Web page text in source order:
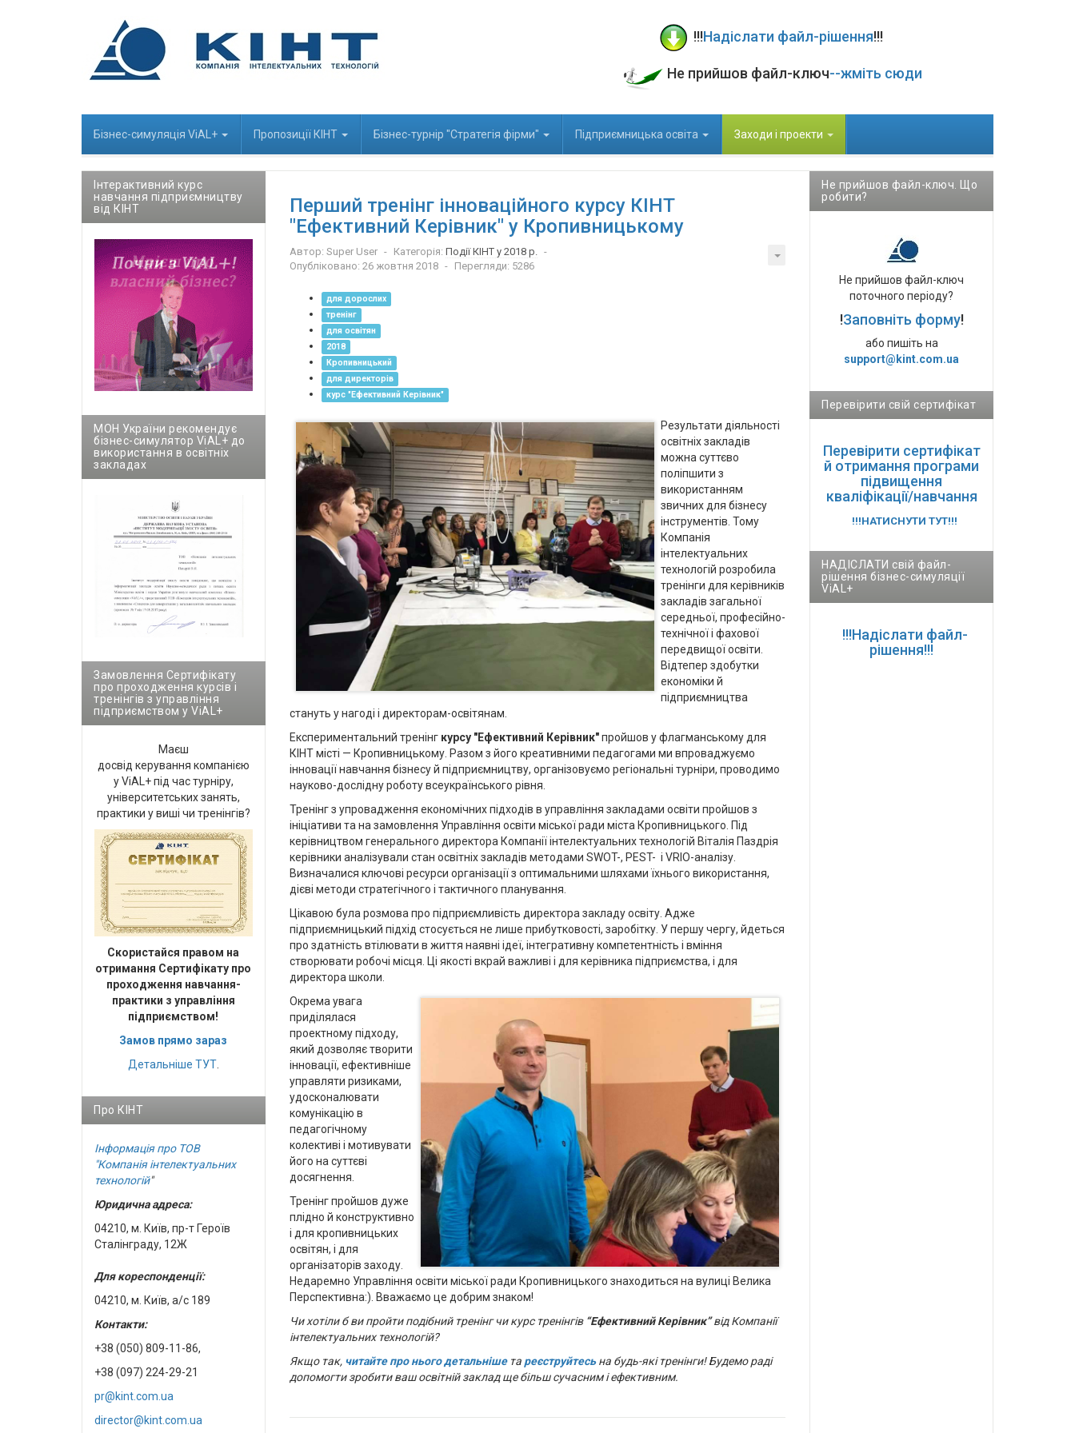
!!!Надіслати файл-рішення!!!
Не прийшов файл-ключ--жміть сюди
Бізнес-cимуляція ViAL+ Пропозиції КІНТ Бізнес-турнір "Стратегія фірми" Підприємницька освіта Заходи і проекти
Перший тренінг інноваційного курсу КІНТ
"Ефективний Керівник" у Кропивницькому
Автор: Super User Категорія: Події КІНТ у 2018 р.
Опубліковано: 26 жовтня 2018
Перегляди: 5286
для дорослих
тренінг
для освітян
2018
Кропивницький
для директорів
курс "Ефективний Керівник"
Результати діяльності
освітніх закладів
можна суттєво
поліпшити з
використанням
звичних для бізнесу
інструментів. Тому
Компанія
інтелектуальних
технологій розробила
тренінги для керівників
закладів загальної
середньої, професійно-
технічної і фахової
передвищої освіти.
Відтепер здобутки
економіки й
підприємництва
стануть у нагоді і директорам-освітянам.
Експериментальний тренінгкурсу "Ефективний Керівник"пройшов у флагманському для
КІНТ місті — Кропивницькому. Разом з його креативними педагогами ми впроваджуємо
інновації навчання бізнесу й підприємництву, організовуємо регіональні турніри, проводимо
науково-дослідну роботу всеукраїнського рівня.
Тренінг з упровадження економічних підходів в управління закладами освіти пройшов з
ініціативи та на замовлення Управління освіти міської ради міста Кропивницького. Під
керівництвом генерального директора Компанії інтелектуальних технологій Віталія Паздрія
керівники аналізували стан освітніх закладів методами SWOT-, PEST- і VRIO-аналізу.
Визначалися ключові ресурси організації з оптимальними шляхами їхнього використання,
дієві методи стратегічного і тактичного планування.
Цікавою була розмова про підприємливість директора закладу освіту. Адже
підприємницький підхід стосується не лише прибутковості, заробітку. У першу чергу, йдеться
про здатність втілювати в життя наявні ідеї, інтегративну компетентність і вміння
створювати робочі місця. Ці якості вкрай важливі і для керівника підприємства, і для
директора школи.
Окрема увага
приділялася
проектному підходу,
який дозволяє творити
інновації, ефективніше
управляти ризиками,
удосконалювати
комунікацію в
педагогічному
колективі і мотивувати
його на суттєві
досягнення.
Тренінг пройшов дуже
плідно й конструктивно
і для кропивницьких
освітян, і для
організаторів заходу.
Недаремно Управління освіти міської ради Кропивницького знаходиться на вулиці Велика
Перспективна:). Вважаємо це добрим знаком!
Чи хотіли б ви пройти подібний тренінг чи курс тренінгів “Ефективний Керівник”від Компанії
інтелектуальних технологій?
Якщо так, читайте про нього детальніше та реєструйтесьна будь-які тренінги! Будемо раді
допомогти зробити ваш освітній заклад ще більш сучасним і ефективним.
Інтерактивний курс
навчання підприємництву
від КІНТ
МОН України рекомендує
бізнес-симулятор ViAL+ до
використання в освітніх
закладах
Замовлення Сертифікату
про проходження курсів і
тренінгів з управління
підприємством у ViAL+
Маєш
досвід керування компанією
у ViAL+ під час турніру,
університетських занять,
практики у виші чи тренінгів?
Cкористайся правом на
отримання Сертифікату про
проходження навчання-
практики з управління
підприємством!
Замов прямо зараз
Детальніше ТУТ.
Про КІНТ
Інформація про ТОВ
"Компанія інтелектуальних
технологій"
Юридична адреса:
04210, м. Київ, пр-т Героїв
Сталінграду, 12Ж
Для кореспонденції:
04210, м. Київ, а/с 189
Контакти:
+38 (050) 809-11-86,
+38 (097) 224-29-21
pr@kint.com.ua
director@kint.com.ua
Не прийшов файл-ключ. Що
робити?
Не прийшов файл-ключ
поточного періоду?
!Заповніть форму!
або пишіть на
support@kint.com.ua
Перевірити свій сертифікат
Перевірити сертифікат
й отримання програми
підвищення
кваліфікації/навчання
!!!НАТИСНУТИ ТУТ!!!
НАДІСЛАТИ свій файл-
рішення бізнес-симуляції
ViAL+
!!!Надіслати файл-
рішення!!!